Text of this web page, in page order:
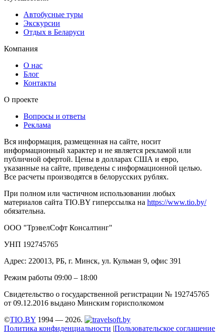
Автобусные туры
Экскурсии
Отдых в Беларуси
Компания
О нас
Блог
Контакты
О проекте
Вопросы и ответы
Реклама
Вся информация, размещенная на сайте, носит
информационный характер и не является рекламой или
публичной офертой. Цены в долларах США и евро,
указанные на сайте, приведены с информационной целью.
Все расчеты производятся в белорусских рублях.
При полном или частичном использовании любых
материалов сайта TIO.BY гиперссылка на https://www.tio.by/
обязательна.
ООО "ТрэвелСофт Консалтинг"
УНП 192745765
Адрес: 220013, РБ, г. Минск, ул. Кульман 9, офис 391
Режим работы 09:00 – 18:00
Свидетельство о государственной регистрации № 192745765
от 09.12.2016 выдано Минским горисполкомом
©TIO.BY 1994 — 2026.
Политика конфиденциальности |Пользовательское соглашение